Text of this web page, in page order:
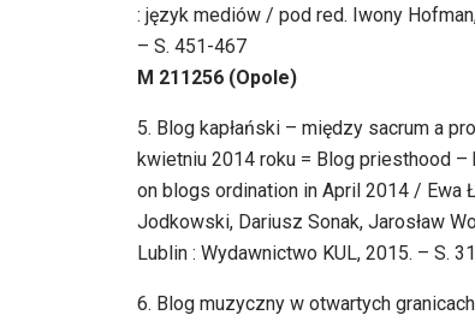
: język mediów / pod red. Iwony
– S. 451-467
M 211256 (Opole)
5. Blog kapłański – między sacrum a
kwietniu 2014 roku = Blog priesthood
on blogs ordination in April 2014 / Ewa
Jodkowski, Dariusz Sonak, Jarosław
Lublin : Wydawnictwo KUL, 2015. – S.
6. Blog muzyczny w otwartych